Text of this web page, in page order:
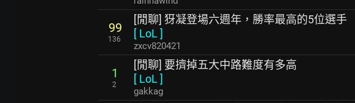
99
136
[閒聊] 犽凝登場六週年，勝率最高的5位選手
[ LoL ]
zxcv820421
1
2
[閒聊] 要擠掉五大中路難度有多高
[ LoL ]
gakkag